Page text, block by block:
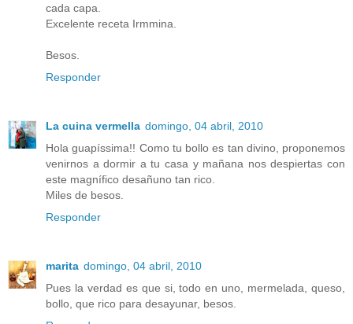
cada capa.
Excelente receta Irmmina.
Besos.
Responder
La cuina vermella domingo, 04 abril, 2010
Hola guapíssima!! Como tu bollo es tan divino, proponemos
venirnos a dormir a tu casa y mañana nos despiertas con
este magnífico desañuno tan rico.
Miles de besos.
Responder
marita domingo, 04 abril, 2010
Pues la verdad es que si, todo en uno, mermelada, queso,
bollo, que rico para desayunar, besos.